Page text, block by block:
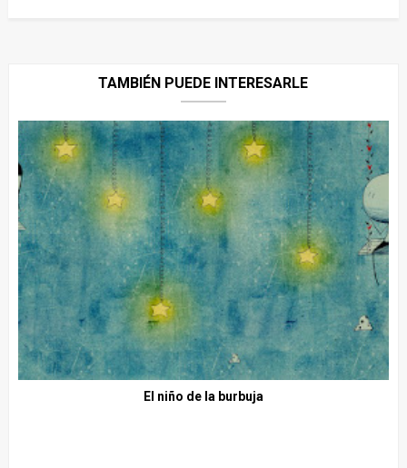
TAMBIÉN PUEDE INTERESARLE
El niño de la burbuja